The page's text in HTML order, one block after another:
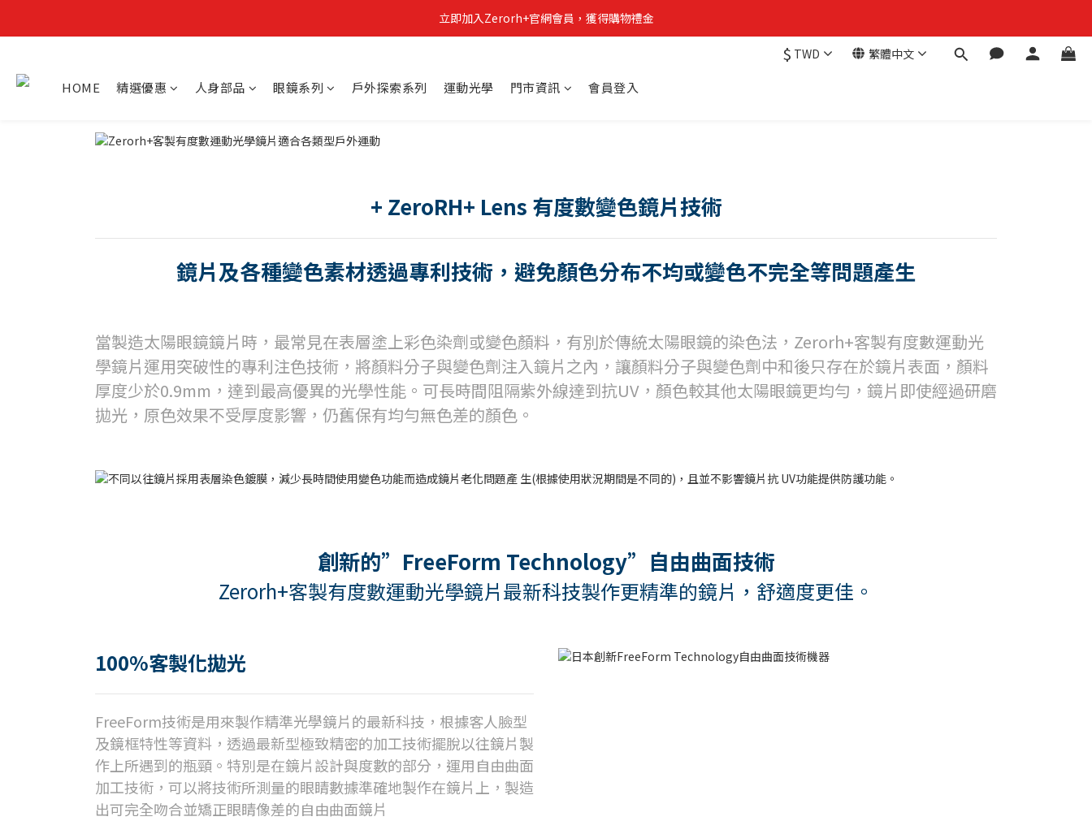
立即加入Zerorh+官網會員，獲得購物禮金
立即加入Zerorh+官網會員，獲得購物禮金
立即加入Zerorh+官網會員，獲得購物禮金
$ TWD 繁體中文
HOME 精選優惠 人身部品 眼鏡系列 戶外探索系列 運動光學 門市資訊 會員登入
+ ZeroRH+ Lens 有度數變色鏡片技術
鏡片及各種變色素材透過專利技術，避免顏色分布不均或變色不完全等問題產生
當製造太陽眼鏡鏡片時，最常見在表層塗上彩色染劑或變色顏料，有別於傳統太陽眼鏡的染色法， Zerorh+客製有度數運動光
學鏡片運用突破性的專利注色技術 ， 將顏料分子與變色劑注入鏡片之內，讓顏料分子與變色劑中和後只存在於鏡片表面，顏料
厚度少於0.9mm，達到最高優異的光學性能。 可長時間阻隔紫外線達到抗UV，顏色較其他太陽眼鏡更均勻，鏡片即使經過研磨
拋光，原色效果不受厚度影響，仍舊保有均勻無色差的顏色。
創新的”FreeForm Technology”自由曲面技術
Zerorh+客製有度數運動光學鏡片最新科技製作更精準的鏡片，舒適度更佳。
100%客製化拋光
FreeForm技術是用來製作精準光學鏡片的最新科技，根據客人臉型
及鏡框特性等資料，透過最新型極致精密的加工技術擺脫以往鏡片製
作上所遇到的瓶頸。特別是在鏡片設計與度數的部分，運用自由曲面
加工技術，可以將技術所測量的眼睛數據準確地製作在鏡片上，製造
出可完全吻合並矯正眼睛像差的自由曲面鏡片